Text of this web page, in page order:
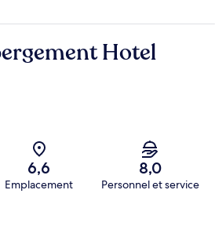
Hotel
6,6
Emplacement
8,0
Personnel et service